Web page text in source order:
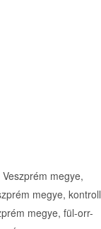
megye,
megye, kontroll
megye, fül-orr-